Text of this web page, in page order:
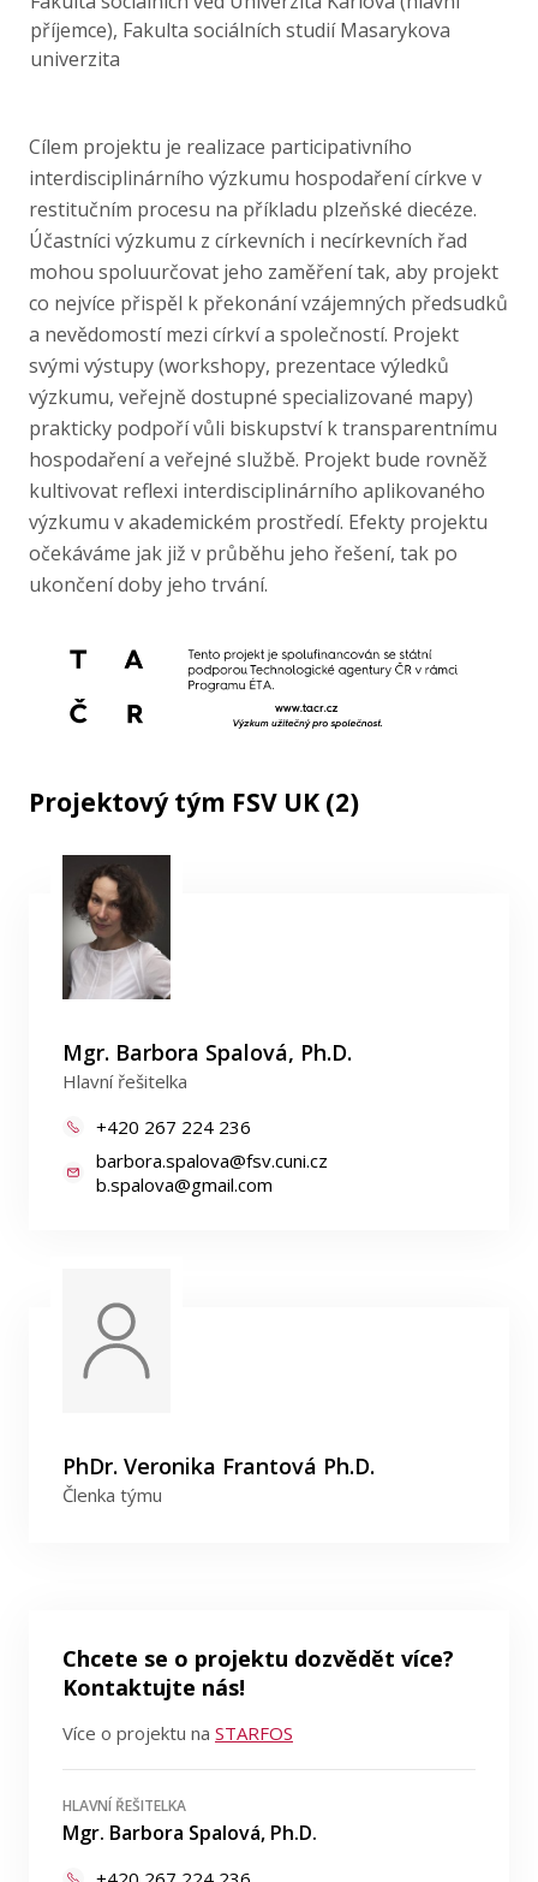
příjemce), Fakulta sociálních studií Masarykova
univerzita
Cílem projektu je realizace participativního
interdisciplinárního výzkumu hospodaření církve v
restitučním procesu na příkladu plzeňské diecéze.
Účastníci výzkumu z církevních i necírkevních řad
mohou spoluurčovat jeho zaměření tak, aby projekt
co nejvíce přispěl k překonání vzájemných předsudků
a nevědomostí mezi církví a společností. Projekt
svými výstupy (workshopy, prezentace výledků
výzkumu, veřejně dostupné specializované mapy)
prakticky podpoří vůli biskupství k transparentnímu
hospodaření a veřejné službě. Projekt bude rovněž
kultivovat reflexi interdisciplinárního aplikovaného
výzkumu v akademickém prostředí. Efekty projektu
očekáváme jak již v průběhu jeho řešení, tak po
ukončení doby jeho trvání.
Projektový tým FSV UK (2)
Mgr. Barbora Spalová, Ph.D.
Hlavní řešitelka
+420 267 224 236
barbora.spalova@fsv.cuni.cz
b.spalova@gmail.com
PhDr. Veronika Frantová Ph.D.
Členka týmu
Chcete se o projektu dozvědět více?
Kontaktujte nás!
Více o projektu na STARFOS
HLAVNÍ ŘEŠITELKA
Mgr. Barbora Spalová, Ph.D.